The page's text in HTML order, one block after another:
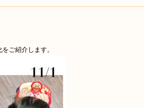
の変化をご紹介します。